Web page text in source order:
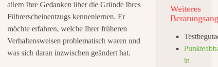
allem Ihre Gedanken über die Gründe Ihres
Führerscheinentzugs kennenlernen. Er
möchte erfahren, welche Ihrer früheren
Verhaltensweisen problematisch waren und
was sich daran inzwischen geändert hat.
Weiteres
in